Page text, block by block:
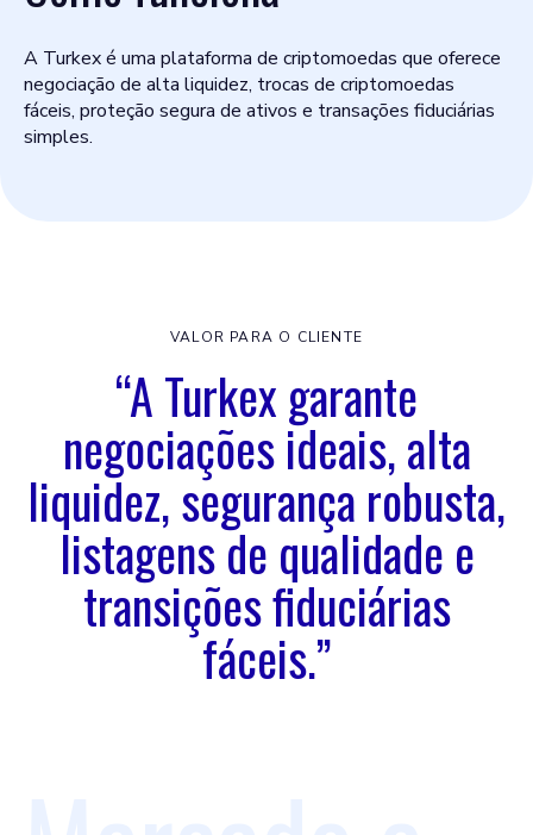
A Turkex é uma plataforma de criptomoedas que oferece
negociação de alta liquidez, trocas de criptomoedas
fáceis, proteção segura de ativos e transações fiduciárias
simples.
VALOR PARA O CLIENTE
“A Turkex garante
negociações ideais, alta
liquidez, segurança robusta,
listagens de qualidade e
transições fiduciárias
fáceis.”